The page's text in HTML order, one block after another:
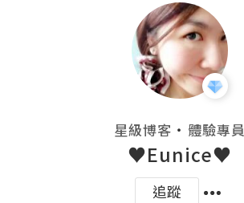
星級博客 ・ 體驗專員
♥Eunice♥
追蹤